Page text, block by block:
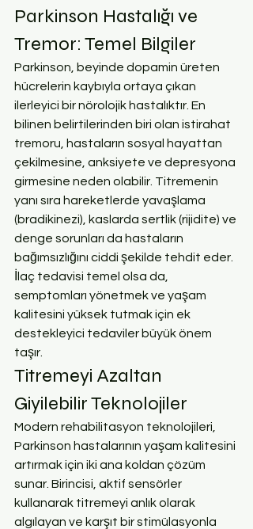
Parkinson Hastalığı ve
Tremor: Temel Bilgiler
Parkinson, beyinde dopamin üreten
hücrelerin kaybıyla ortaya çıkan
ilerleyici bir nörolojik hastalıktır. En
bilinen belirtilerinden biri olan istirahat
tremoru, hastaların sosyal hayattan
çekilmesine, anksiyete ve depresyona
girmesine neden olabilir. Titremenin
yanı sıra hareketlerde yavaşlama
(bradikinezi), kaslarda sertlik (rijidite) ve
denge sorunları da hastaların
bağımsızlığını ciddi şekilde tehdit eder.
İlaç tedavisi temel olsa da,
semptomları yönetmek ve yaşam
kalitesini yüksek tutmak için ek
destekleyici tedaviler büyük önem
taşır.
Titremeyi Azaltan
Giyilebilir Teknolojiler
Modern rehabilitasyon teknolojileri,
Parkinson hastalarının yaşam kalitesini
artırmak için iki ana koldan çözüm
sunar. Birincisi, aktif sensörler
kullanarak titremeyi anlık olarak
algılayan ve karşıt bir stimülasyonla